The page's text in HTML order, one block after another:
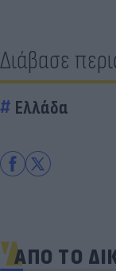
Διάβασε
Ελλάδα
ΑΠΟ ΤΟ